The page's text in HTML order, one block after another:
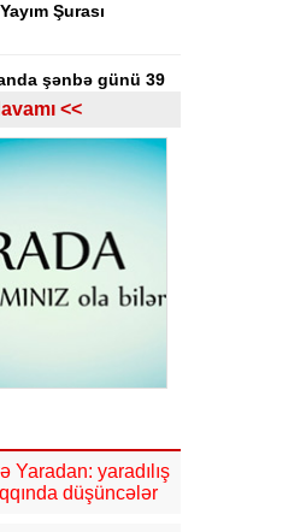
Şurası
şənbə günü 39
“Inkia
investisiya edib
sakinlər təxliyə
Vaşinqton
arvadın qətli ilə
Ərəbistanı
müdafiə sazişi
<<
Yaradan: yaradılış
düşüncələr